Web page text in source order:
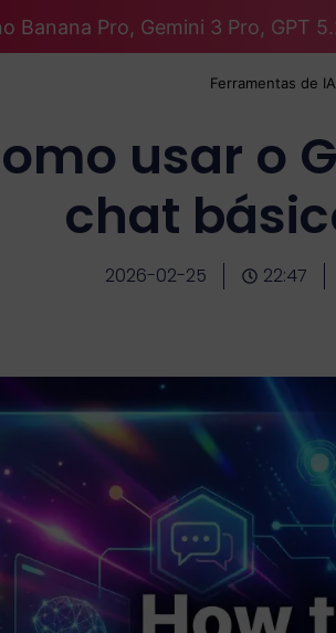
Banana Pro, Gemini 3 Pro, GPT
Ferramentas de IA
usar o
chat
2026-02-25 22:47